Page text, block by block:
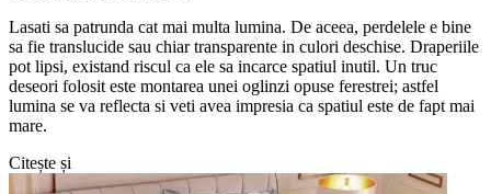
Lasati sa patrunda cat mai multa lumina. De aceea, perdelele e bine
sa fie translucide sau chiar transparente in culori deschise. Draperiile
pot lipsi, existand riscul ca ele sa incarce spatiul inutil. Un truc
deseori folosit este montarea unei oglinzi opuse ferestrei; astfel
lumina se va reflecta si veti avea impresia ca spatiul este de fapt mai
mare.
Citește și